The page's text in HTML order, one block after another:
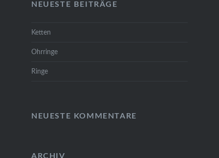
NEUESTE BEITRÄGE
Ketten
Ohrringe
Ringe
NEUESTE KOMMENTARE
ARCHIV